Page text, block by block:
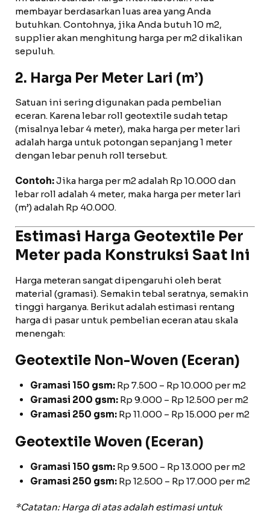
membayar berdasarkan luas area yang Anda
butuhkan. Contohnya, jika Anda butuh 10 m2,
supplier akan menghitung harga per m2 dikalikan
sepuluh.
2. Harga Per Meter Lari (m’)
Satuan ini sering digunakan pada pembelian
eceran. Karena lebar roll geotextile sudah tetap
(misalnya lebar 4 meter), maka harga per meter lari
adalah harga untuk potongan sepanjang 1 meter
dengan lebar penuh roll tersebut.
Contoh:Jika harga per m2 adalah Rp 10.000 dan
lebar roll adalah 4 meter, maka harga per meter lari
(m’) adalah Rp 40.000.
Estimasi Harga Geotextile Per
Meter pada Konstruksi Saat Ini
Harga meteran sangat dipengaruhi oleh berat
material (gramasi). Semakin tebal seratnya, semakin
tinggi harganya. Berikut adalah estimasi rentang
harga di pasar untuk pembelian eceran atau skala
menengah:
Geotextile Non-Woven (Eceran)
Gramasi 150 gsm: Rp 7.500 – Rp 10.000 per m2
Gramasi 200 gsm: Rp 9.000 – Rp 12.500 per m2
Gramasi 250 gsm: Rp 11.000 – Rp 15.000 per m2
Geotextile Woven (Eceran)
Gramasi 150 gsm: Rp 9.500 – Rp 13.000 per m2
Gramasi 250 gsm: Rp 12.500 – Rp 17.000 per m2
*Catatan: Harga di atas adalah estimasi untuk